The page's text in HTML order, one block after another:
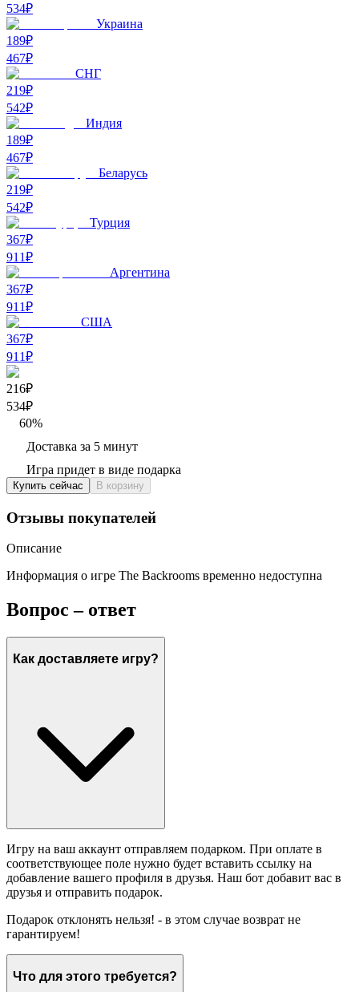
534₽
Украина
189₽
467₽
СНГ
219₽
542₽
Индия
189₽
467₽
Беларусь
219₽
542₽
Турция
367₽
911₽
Аргентина
367₽
911₽
США
367₽
911₽
216₽
534₽
60%
Доставка за 5 минут
Игра придет в виде подарка
Купить сейчас В корзину
Отзывы покупателей
Описание
Информация о игре The Backrooms временно недоступна
Вопрос – ответ
Как доставляете игру?
Игру на ваш аккаунт отправляем подарком. При оплате в
соответствующее поле нужно будет вставить ссылку на
добавление вашего профиля в друзья. Наш бот добавит вас в
друзья и отправить подарок.
Подарок отклонять нельзя! - в этом случае возврат не
гарантируем!
Что для этого требуется?